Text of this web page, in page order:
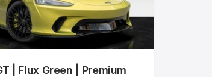
| Flux Green | Premium